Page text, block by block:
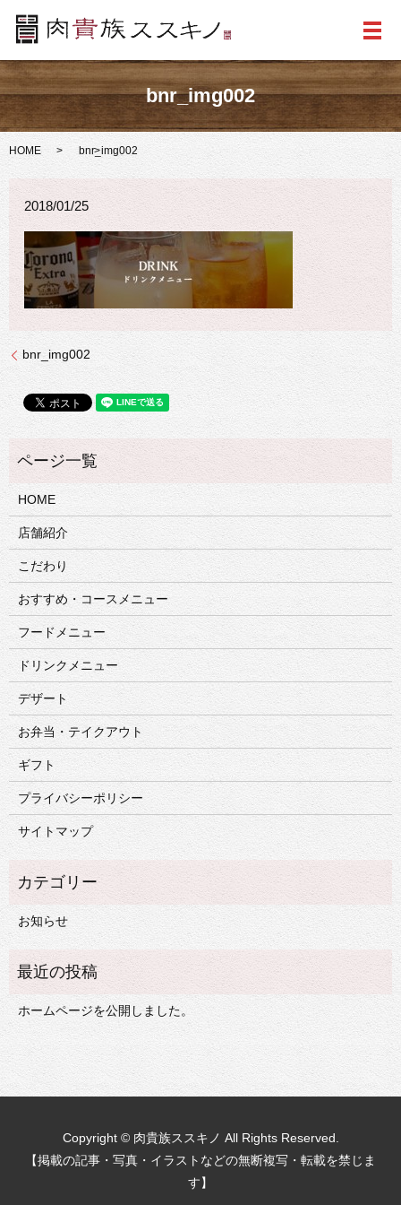
メ
bnr_img002
HOME bnr_img002
2018/01/25
bnr_img002
HOME
店舗紹介
こだわり
おすすめ・コースメニュー
フードメニュー
ドリンクメニュー
デザート
お弁当・テイクアウト
ギフト
プライバシーポリシー
サイトマップ
お知らせ
ホームページを公開しました。
Copyright © 肉貴族ススキノ All Rights Reserved.
【掲載の記事・写真・イラストなどの無断複写・転載を禁じま
す】